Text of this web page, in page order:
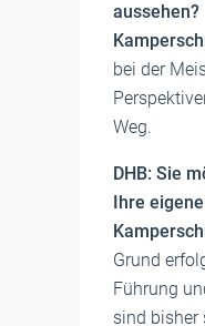
aussehen?
bei der
Weg.
DHB: Sie
Ihre
Grund
Führung
sind bisher